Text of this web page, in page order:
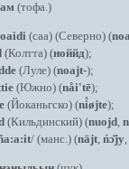
(тофа.)
(саа) (Северно) (
(Колтта) (ноййд);
(Луле) (noajt-);
(Южно) (nåi'tē);
(Йоканьгско) (ni̊øjte);
(Кильдинский) (nuojd,
/ (манс.) (näjt,ńɔ̄̈jy